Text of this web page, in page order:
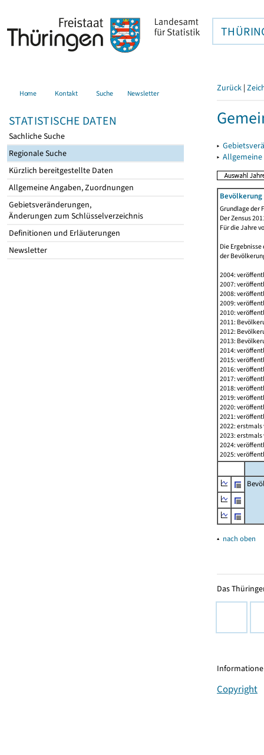
Home Kontakt Suche Newsletter
STATISTISCHE DATEN
Sachliche Suche
Regionale Suche
Kürzlich bereitgestellte Daten
Allgemeine Angaben, Zuordnungen
Gebietsveränderungen,
Änderungen zum Schlüsselverzeichnis
Definitionen und Erläuterungen
Newsletter
Zurück |
▸
▸
Grundlage der
Der Zensus
Für die Jahre
Die
der
2004:
2007:
2008:
2009:
2010:
2011:
2012:
2013:
2014:
2015:
2016:
2017:
2018:
2019:
2020:
2021:
2022:
2023:
2024:
2025:
▴ nach oben
Das
Copyright